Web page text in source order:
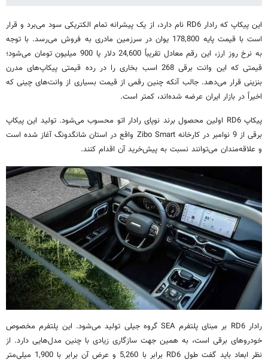
این پیکاپ که رادار RD6 نام دارد، از یک پیشرانه تمام الکتریکی سود می‌برد و قرار
است با قیمت پایه 178,800 یوان در سرزمین مادری به فروش می‌رسد. با توجه
به نرخ روز ارز، این رقم معادل تقریباً 24,600 دلار یا 900 میلیون تومان می‌شود؛
قیمتی که این وانت برقی 268 اسب بخاری را در رده قیمتی پیکاپ‌های مدرن
بنزینی قرار می‌دهد. جالب آنکه چنین رقمی از قیمت بسیاری از وانت‌های چینی که
اخیراً در بازار ایران عرضه شده‌اند، کمتر است.
پیکاپ RD6 اولین محصول برند نوپای رادار اتو محسوب می‌شود. تولید این پیکاپ
برقی از 9 نوامبر در کارخانه Zibo Smart واقع در استان شانگدونگ آغاز شده است
و علاقه‌مندان می‌توانند نسبت به پیش‌خرید آن اقدام کنند.
رادار RD6 بر مبنای پلتفرم SEA گروه جیلی تولید می‌شود. این پلتفرم مخصوص
خودروهای برقی است، به همین جهت سازگاری زیادی با چنین مدل‌هایی دارد. از
نظر ابعاد باید گفت طول RD6 برابر با 5,260 و عرض آن برابر با 1,900 میلی‌متر